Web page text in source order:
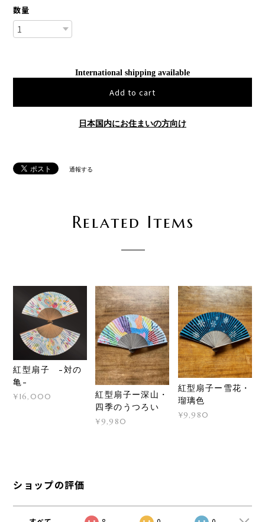
数量
International shipping available
Add to cart
日本国内にお住まいの方向け
通報する
Related Items
紅型扇子 -対の
亀-
¥16,000
紅型扇子ー深山・
四季のうつろい
¥9,980
紅型扇子ー雪花・
瑠璃色
¥9,980
ショップの評価